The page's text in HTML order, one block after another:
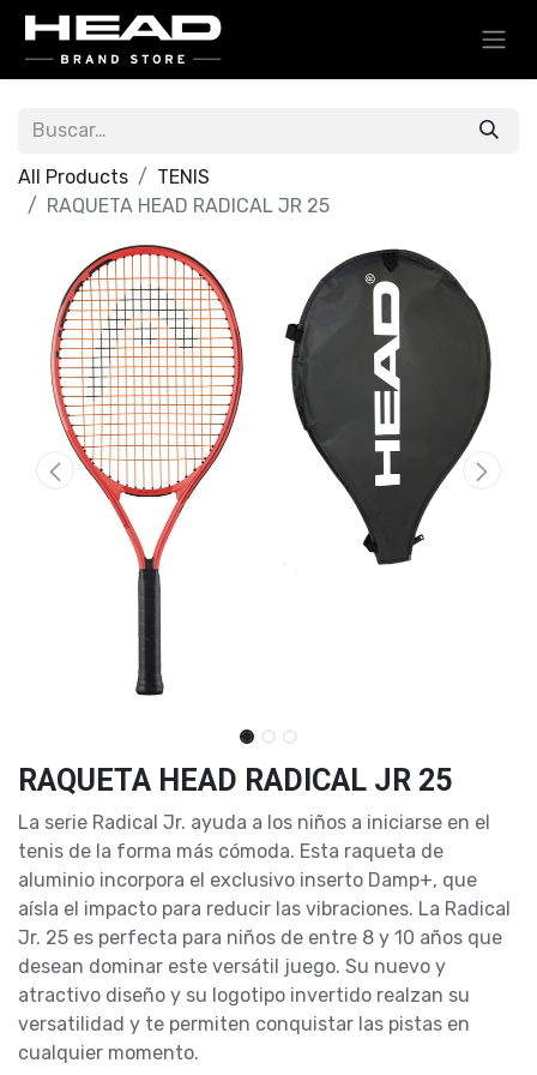
All Products
TENIS
RAQUETA HEAD RADICAL JR 25
RAQUETA HEAD RADICAL JR 25
La serie Radical Jr. ayuda a los niños a iniciarse en el
tenis de la forma más cómoda. Esta raqueta de
aluminio incorpora el exclusivo inserto Damp+, que
aísla el impacto para reducir las vibraciones. La Radical
Jr. 25 es perfecta para niños de entre 8 y 10 años que
desean dominar este versátil juego. Su nuevo y
atractivo diseño y su logotipo invertido realzan su
versatilidad y te permiten conquistar las pistas en
cualquier momento.